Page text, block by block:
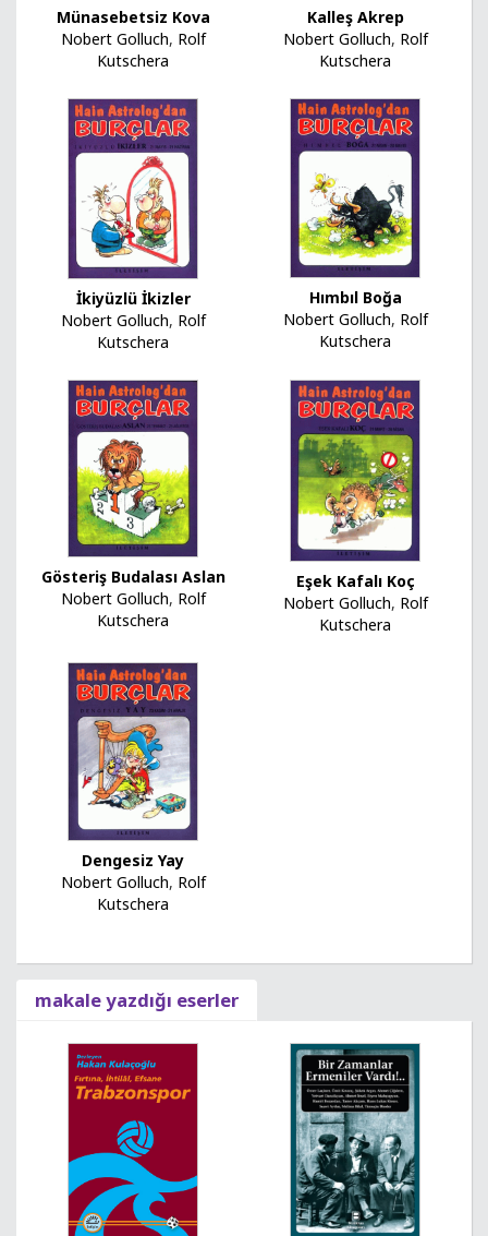
Münasebetsiz Kova
Nobert Golluch, Rolf
Kutschera
Kalleş Akrep
Nobert Golluch, Rolf
Kutschera
İkiyüzlü İkizler
Nobert Golluch, Rolf
Kutschera
Hımbıl Boğa
Nobert Golluch, Rolf
Kutschera
Gösteriş Budalası Aslan
Nobert Golluch, Rolf
Kutschera
Eşek Kafalı Koç
Nobert Golluch, Rolf
Kutschera
Dengesiz Yay
Nobert Golluch, Rolf
Kutschera
makale yazdığı eserler